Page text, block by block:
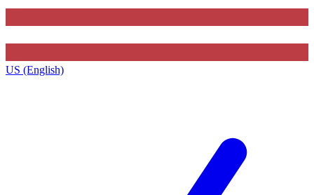
US (English)